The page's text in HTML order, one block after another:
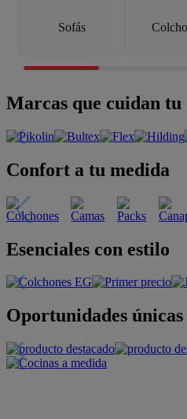
Sofás
Marcas que cuidan tu
Confort a tu medida
Esenciales con estilo
Oportunidades únicas